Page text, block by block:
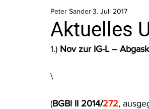
Beihilfen und Förderungen
Luftreinhalterecht
Aktuelles
Peter Sander3. Juli 2017
1.) Nov zur IG-L –
\
(BGBl II 2014/272,